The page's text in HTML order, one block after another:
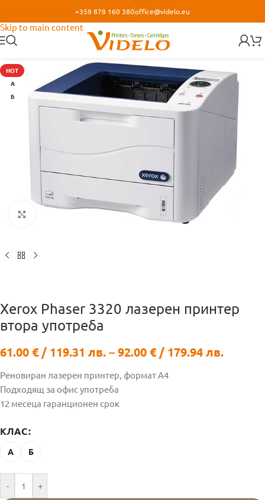
Skip to main content
+359 878 160 380office@videlo.eu
HOT
А
Б
Кликнете за уголемяване
Xerox Phaser 3320 лазерен принтер
втора употреба
61.00 €/ 119.31 лв.–92.00 €/ 179.94 лв.
Реновиран лазерен принтер, формат А4
Подходящ за офис употреба
12 месеца гаранционен срок
КЛАС
А Б
- +